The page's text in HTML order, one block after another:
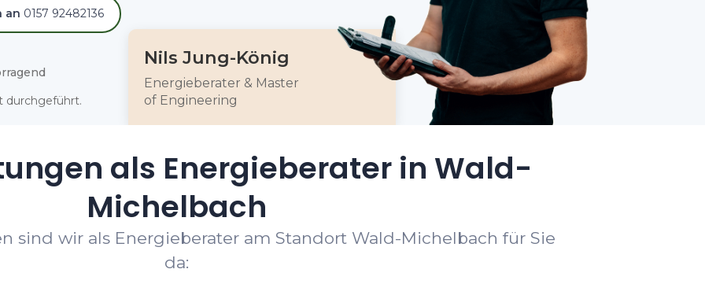
an 0157 92482136
durchgeführt.
Nils Jung-König
Energieberater & Master
of Engineering
als Energieberater in Wald-
Michelbach
sind wir als Energieberater am Standort Wald-Michelbach für Sie
da: